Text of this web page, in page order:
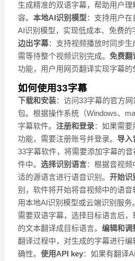
生成精准的双语字幕，帮助用户理
容。 本地AI识别模型：支持用户
AI识别模型，实现低成本、免费的
边出字幕：支持视频播放时同步
需等待整个视频识别完成。 免费翻
功能，用户用网页翻译实现字幕的
如何使用33字幕
下载和安装：访问33字幕的官方
包。根据操作系统（Windows、
字幕软件。 注册和登录：如果需
功能，需要注册账号并登录。 导入
33字幕软件，将需要添加字幕的
件中。 选择识别语言：根据音视
适的源语言进行语音识别。 开始识
别，软件将开始将音视频中的语
用本地AI识别模型或云端识别服务。
需要双语字幕，选择目标语言后
的文本翻译成目标语言。 编辑和调
翻译过程中，对生成的字幕进行编
确性。 使用API key：如果有翻译